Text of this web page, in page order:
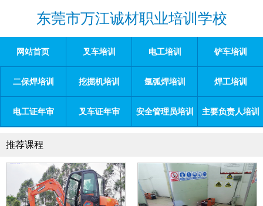
东莞市万江诚材职业培训学校
网站首页 叉车培训 电工培训 铲车培训
二保焊培训 挖掘机培训 氩弧焊培训 焊工培训
电工证年审 叉车证年审 安全管理员培训 主要负责人培训
推荐课程